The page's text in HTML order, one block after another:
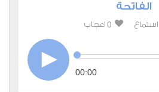
الفاتحة
استماع 0 اعجاب
00:00